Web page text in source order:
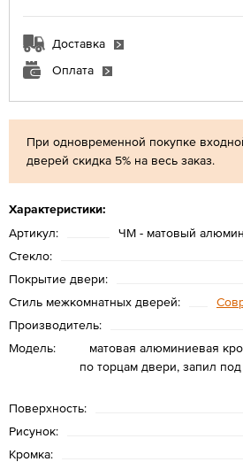
При одновременной покупке
дверей скидка 5% на весь заказ.
Характеристики:
Артикул:
ЧМ - матовый
Стекло:
Покрытие двери:
Стиль межкомнатных дверей:
Производитель:
Модель:
матовая алюминиевая
по торцам двери, запил
Поверхность:
Рисунок:
Кромка:
Доставка
Оплата